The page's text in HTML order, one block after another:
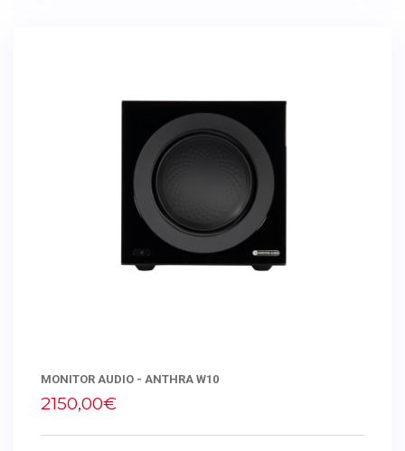
MONITOR AUDIO - ANTHRA W10
2150,00€